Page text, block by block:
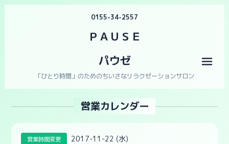
0155-34-2557
ＰＡＵＳＥ
パウゼ
「ひとり時間」のためのちいさなリラクゼーションサロン
営業カレンダー
営業時間変更 2017-11-22 (水)